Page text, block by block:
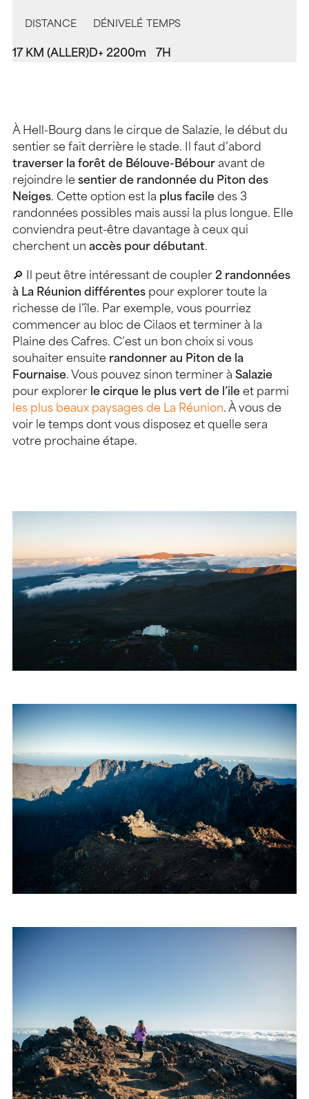
DISTANCE
17 KM (ALLER)
DÉNIVELÉ
D+ 2200m
TEMPS
7H
À Hell-Bourg dans le cirque de Salazie, le début du
sentier se fait derrière le stade. Il faut d’abord
traverser la forêt de Bélouve-Bébour avant de
rejoindre le sentier de randonnée du Piton des
Neiges. Cette option est la plus facile des 3
randonnées possibles mais aussi la plus longue. Elle
conviendra peut-être davantage à ceux qui
cherchent un accès pour débutant.
🔎 Il peut être intéressant de coupler 2 randonnées
à La Réunion différentes pour explorer toute la
richesse de l’île. Par exemple, vous pourriez
commencer au bloc de Cilaos et terminer à la
Plaine des Cafres. C’est un bon choix si vous
souhaiter ensuite randonner au Piton de la
Fournaise. Vous pouvez sinon terminer à Salazie
pour explorer le cirque le plus vert de l’ile et parmi
les plus beaux paysages de La Réunion. À vous de
voir le temps dont vous disposez et quelle sera
votre prochaine étape.